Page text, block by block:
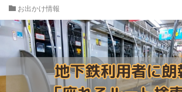
お出かけ情報